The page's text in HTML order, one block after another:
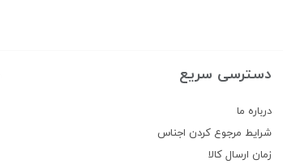
دسترسی سریع
درباره ما
شرایط مرجوع کردن اجناس
زمان ارسال کالا